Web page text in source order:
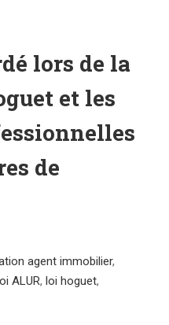
lors de la
et les
de
agent immobilier,
ALUR, loi hoguet,